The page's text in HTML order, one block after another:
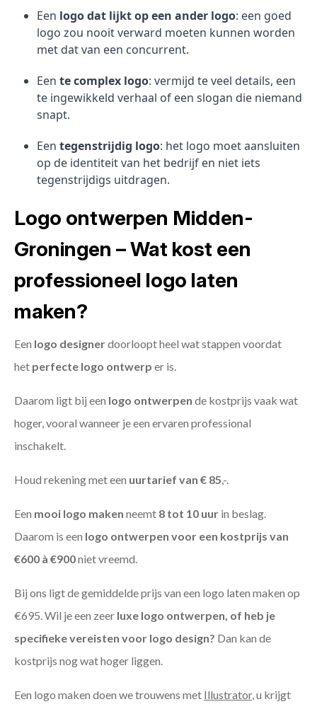
Een logo dat lijkt op een ander logo: een goed
logo zou nooit verward moeten kunnen worden
met dat van een concurrent.
Een te complex logo: vermijd te veel details, een
te ingewikkeld verhaal of een slogan die niemand
snapt.
Een tegenstrijdig logo: het logo moet aansluiten
op de identiteit van het bedrijf en niet iets
tegenstrijdigs uitdragen.
Logo ontwerpen Midden-
Groningen – Wat kost een
professioneel logo laten
maken?
Een logo designerdoorloopt heel wat stappen voordat
het perfecte logo ontwerp er is.
Daarom ligt bij een logo ontwerpen de kostprijs vaak wat
hoger, vooral wanneer je een ervaren professional
inschakelt.
Houd rekening met een uurtarief van € 85,-.
Een mooi logo maken neemt 8 tot 10 uur in beslag.
Daarom is een logo ontwerpen voor een kostprijs van
€600 à €900niet vreemd.
Bij ons ligt de gemiddelde prijs van een logo laten maken op
€695. Wil je een zeer luxe logo ontwerpen, of heb je
specifieke vereisten voor logo design? Dan kan de
kostprijs nog wat hoger liggen.
Een logo maken doen we trouwens met Illustrator, u krijgt